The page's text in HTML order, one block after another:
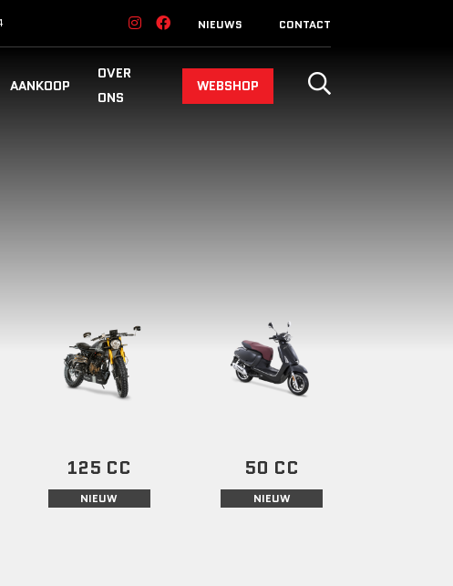
NIEUWS CONTACT
AANKOOP
OVER
ONS
WEBSHOP
125 CC
NIEUW
50 CC
NIEUW